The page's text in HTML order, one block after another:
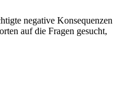
negative Konsequenzen
auf die Fragen gesucht,